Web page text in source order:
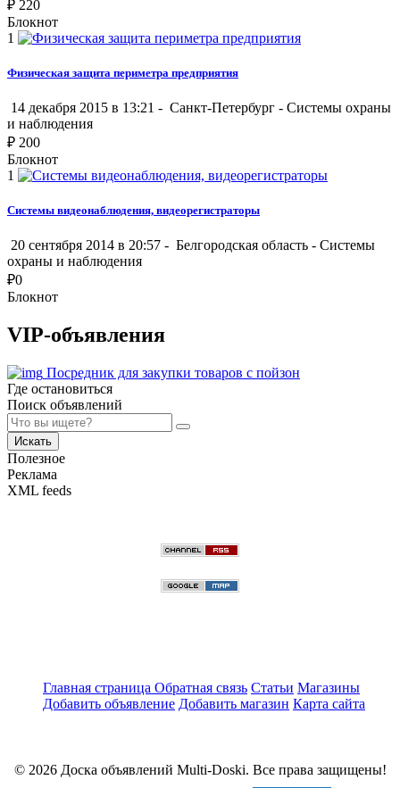
₽ 220
Блокнот
1
Физическая защита периметра предприятия
14 декабря 2015 в 13:21 - Санкт-Петербург - Системы охраны
и наблюдения
₽ 200
Блокнот
1
Системы видеонаблюдения, видеорегистраторы
20 сентября 2014 в 20:57 - Белгородская область - Системы
охраны и наблюдения
₽0
Блокнот
VIP-объявления
Посредник для закупки товаров с пойзон
Где остановиться
Поиск объявлений
Искать
Полезное
Реклама
XML feeds
Главная страница Обратная связь Статьи Магазины
Добавить объявление Добавить магазин Карта сайта
© 2026 Доска объявлений Multi-Doski. Все права защищены!